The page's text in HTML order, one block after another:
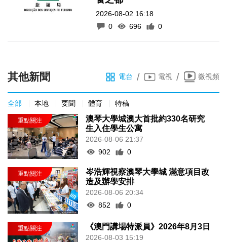
2026-08-02 16:18
0
696 0
其他新聞 電台 / 電視 / 微視頻
全部 本地 要聞 體育 特稿
澳琴大學城澳大首批約330名研究
生入住學生公寓
2026-08-06 21:37
902
0
岑浩輝視察澳琴大學城 滿意項目改
造及辦學安排
2026-08-06 20:34
852
0
《澳門講場特派員》2026年8月3日
2026-08-03 15:19